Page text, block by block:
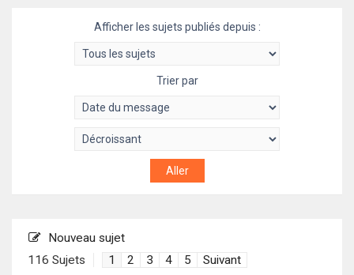
Afficher les sujets publiés depuis :
Trier par
Nouveau sujet
116 Sujets
1 2 3 4 5 Suivant